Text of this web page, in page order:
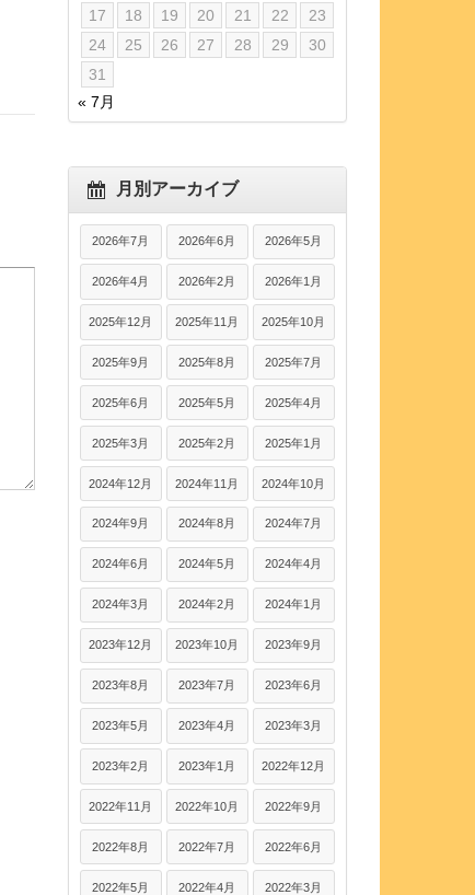
17
18 19 20 21 22
23
24
25 26 27 28 29
30
31
« 7月
月別アーカイブ
2026年7月 2026年6月 2026年5月
2026年4月 2026年2月 2026年1月
2025年12月 2025年11月 2025年10月
2025年9月 2025年8月 2025年7月
2025年6月 2025年5月 2025年4月
2025年3月 2025年2月 2025年1月
2024年12月 2024年11月 2024年10月
2024年9月 2024年8月 2024年7月
2024年6月 2024年5月 2024年4月
2024年3月 2024年2月 2024年1月
2023年12月 2023年10月 2023年9月
2023年8月 2023年7月 2023年6月
2023年5月 2023年4月 2023年3月
2023年2月 2023年1月 2022年12月
2022年11月 2022年10月 2022年9月
2022年8月 2022年7月 2022年6月
2022年5月 2022年4月 2022年3月